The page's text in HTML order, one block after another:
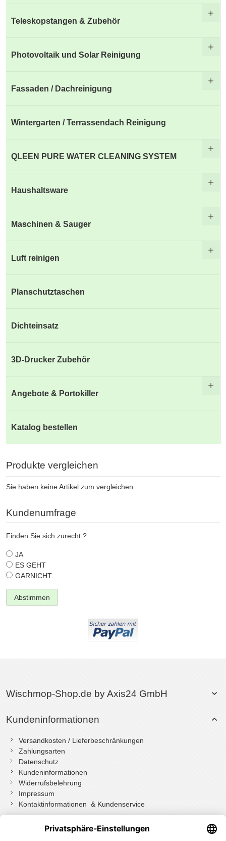
Teleskopstangen & Zubehör
Photovoltaik und Solar Reinigung
Fassaden / Dachreinigung
Wintergarten / Terrassendach Reinigung
QLEEN PURE WATER CLEANING SYSTEM
Haushaltsware
Maschinen & Sauger
Luft reinigen
Planschutztaschen
Dichteinsatz
3D-Drucker Zubehör
Angebote & Portokiller
Katalog bestellen
Produkte vergleichen
Sie haben keine Artikel zum vergleichen.
Kundenumfrage
Finden Sie sich zurecht ?
JA
ES GEHT
GARNICHT
Abstimmen
Wischmop-Shop.de by Axis24 GmbH
Kundeninformationen
Versandkosten / Lieferbeschränkungen
Zahlungsarten
Datenschutz
Kundeninformationen
Widerrufsbelehrung
Impressum
Kontaktinformationen & Kundenservice